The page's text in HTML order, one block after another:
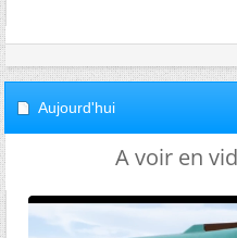
Aujourd'hui
A voir en